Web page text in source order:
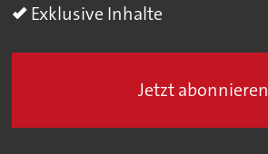
Exklusive Inhalte
Jetzt abonnieren